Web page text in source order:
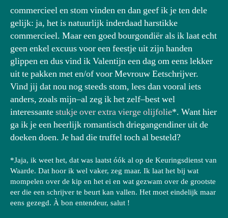
commercieel en stom vinden en dan geef ik je ten dele
gelijk: ja, het is natuurlijk inderdaad harstikke
commercieel. Maar een goed bourgondiër als ik laat echt
geen enkel excuus voor een feestje uit zijn handen
glippen en dus vind ik Valentijn een dag om eens lekker
uit te pakken met en/of voor Mevrouw Eetschrijver.
Vind jij dat nou nog steeds stom, lees dan vooral iets
anders, zoals mijn–al zeg ik het zelf–best wel
interessantestukje over extra vierge olijfolie*. Want hier
ga ik je een heerlijk romantisch driegangendiner uit de
doeken doen. Je had die truffel toch al besteld?
*Jaja, ik weet het, dat was laatst óók al op de Keuringsdienst van
Waarde. Dat hoor ik wel vaker, zeg maar. Ik laat het bij wat
mompelen over de kip en het ei en wat gezwam over de grootste
eer die een schrijver te beurt kan vallen. Het moet eindelijk maar
eens gezegd. À bon entendeur, salut !